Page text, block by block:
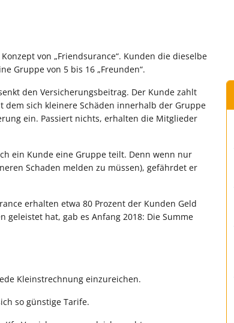
von „Friendsurance“. Kunden die dieselbe
Gruppe von 5 bis 16 „Freunden“.
den Versicherungsbeitrag. Der Kunde zahlt
sich kleinere Schäden innerhalb der Gruppe
ein. Passiert nichts, erhalten die Mitglieder
ein Kunde eine Gruppe teilt. Denn wenn nur
Schaden melden zu müssen), gefährdet er
erhalten etwa 80 Prozent der Kunden Geld
hat, gab es Anfang 2018: Die Summe
Kleinstrechnung einzureichen.
so günstige Tarife.